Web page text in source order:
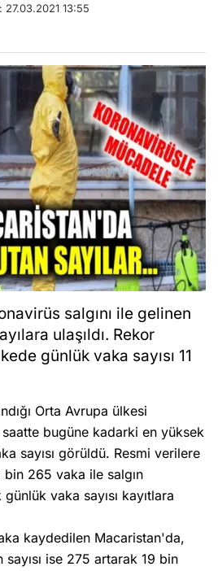
13:55
salgını ile gelinen
ulaşıldı. Rekor
günlük vaka sayısı 11
Orta Avrupa ülkesi
bugüne kadarki en yüksek
sayısı görüldü. Resmi verilere
265 vaka ile salgın
vaka sayısı kayıtlara
kaydedilen Macaristan'da,
sayısı ise 275 artarak 19 bin